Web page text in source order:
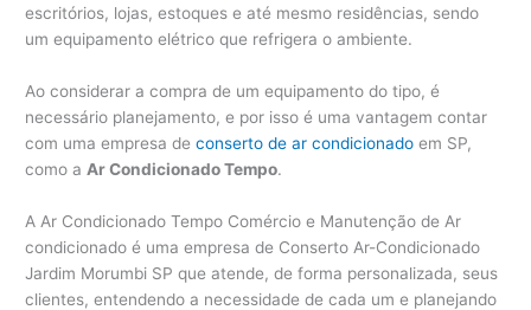
escritórios, lojas, estoques e até mesmo residências, sendo
um equipamento elétrico que refrigera o ambiente.
Ao considerar a compra de um equipamento do tipo, é
necessário planejamento, e por isso é uma vantagem contar
com uma empresa deconserto de ar condicionado em SP,
como a Ar Condicionado Tempo.
A Ar Condicionado Tempo Comércio e Manutenção de Ar
condicionado é uma empresa de Conserto Ar-Condicionado
Jardim Morumbi SP que atende, de forma personalizada, seus
clientes, entendendo a necessidade de cada um e planejando